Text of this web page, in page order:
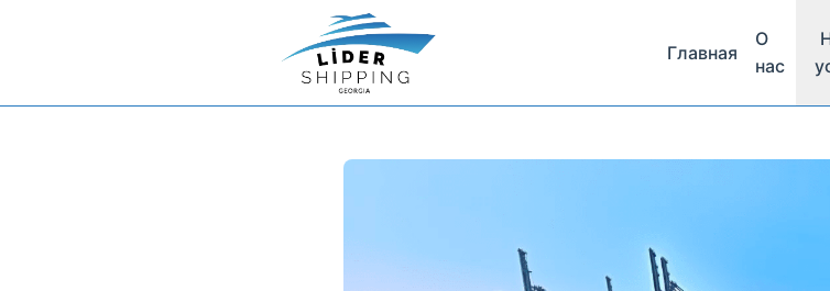
Главная
О
нас